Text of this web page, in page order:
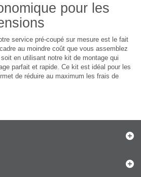
pour les
service pré-coupé sur mesure est le fait
au moindre coût que vous assemblez
en utilisant notre kit de montage qui
parfait et rapide. Ce kit est idéal pour les
de réduire au maximum les frais de